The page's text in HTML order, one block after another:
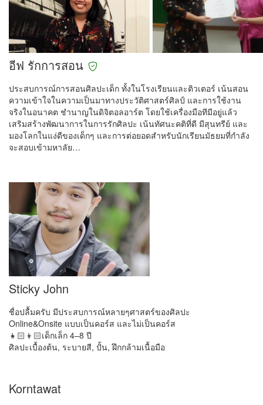
อีฟ รักการสอน
ประสบการณ์การสอนศิลปะเด็ก ทั้งในโรงเรียนและติวเตอร์ เน้นสอน
ความเข้าใจในความเป็นมาทางประวัติศาสตร์ศิลป์ และการใช้งาน
จริงในอนาคต ชำนาญในดิจิตอลอาร์ต โดยใช้เครื่องมือทีมีอยู่แล้ว
เสริมสร้างพัฒนาการในการรักศิลปะ เน้นทัศนะคติที่ดี มีสุนทรีย์ และ
มองโลกในแง่ดีของเด็กๆ และการต่อยอดสำหรับนักเรียนมัธยมที่กำลัง
จะสอบเข้ามหาลัย…
Sticky John
ชื่อปลื้มครับ มีประสบการณ์หลายๆศาสตร์ของศิลปะ
Online&Onsite แบบเป็นคอร์ส และไม่เป็นคอร์ส
👧🏻👦🏻เด็กเล็ก 4–8 ปี
ศิลปะเบื้องต้น, ระบายสี, ปั้น, ฝึกกล้ามเนื้อมือ
Korntawat